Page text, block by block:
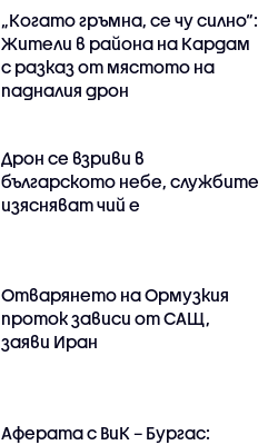
„Когато гръмна, се чу силно“:
Жители в района на Кардам
с разказ от мястото на
падналия дрон
Дрон се взриви в
българското небе, службите
изясняват чий е
Отварянето на Ормузкия
проток зависи от САЩ,
заяви Иран
Аферата с ВиК – Бургас: